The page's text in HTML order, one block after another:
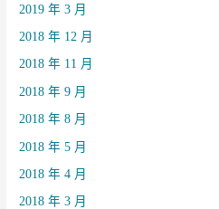
2019 年 3 月
2018 年 12 月
2018 年 11 月
2018 年 9 月
2018 年 8 月
2018 年 5 月
2018 年 4 月
2018 年 3 月